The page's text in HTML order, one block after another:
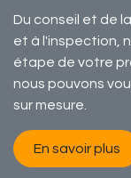
Du conseil et de
et à l'inspection,
étape de votre
nous pouvons
sur mesure.​
En savoir plus